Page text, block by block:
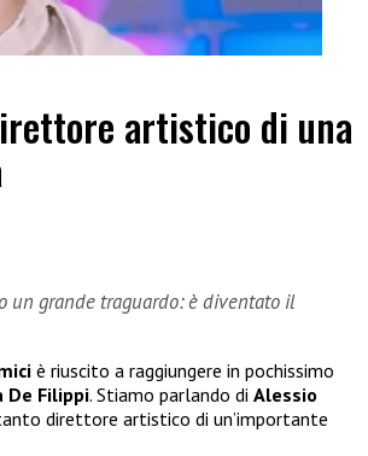
artistico di una
un grande traguardo: è diventato il
è riuscito a raggiungere in pochissimo
De Filippi. Stiamo parlando di Alessio
direttore artistico di un’importante